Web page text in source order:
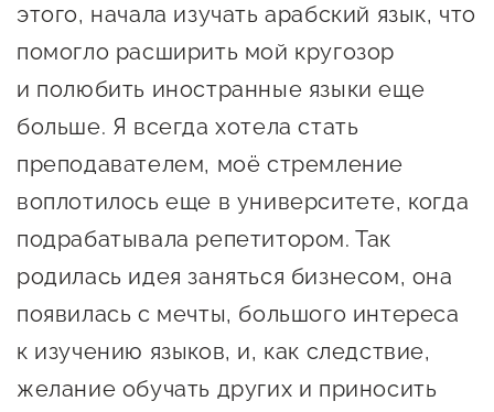
Онлайн-витрина продукции
Социальные сети "Мой
Бизнес Югра"
Меры поддержки
Навигатор по мерам
поддержки
Имущественная поддержка
Консультационная поддержка
этого, начала изучать арабский язык, что
помогло расширить мой кругозор
и полюбить иностранные языки еще
больше. Я всегда хотела стать
преподавателем, моё стремление
воплотилось еще в университете, когда
подрабатывала репетитором. Так
родилась идея заняться бизнесом, она
появилась с мечты, большого интереса
к изучению языков, и, как следствие,
желание обучать других и приносить